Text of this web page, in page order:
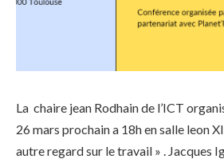
La chaire jean Rodhain de l’ICT
26 mars prochain a 18h en salle leon
autre regard sur le travail » . Jacques